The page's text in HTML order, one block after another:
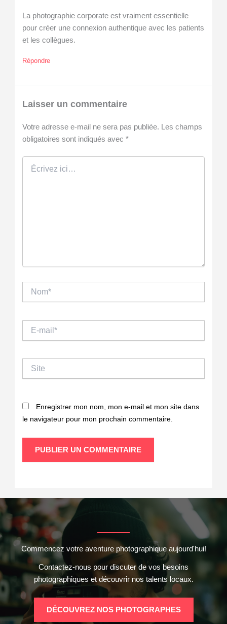
La photographie corporate est vraiment essentielle
pour créer une connexion authentique avec les patients
et les collègues.
Répondre
Laisser un commentaire
Votre adresse e-mail ne sera pas publiée. Les champs
obligatoires sont indiqués avec *
ici…
mail*
Enregistrer mon nom, mon e-mail et mon site dans
le navigateur pour mon prochain commentaire.
Commencez votre aventure photographique aujourd'hui!
Contactez-nous pour discuter de vos besoins
photographiques et découvrir nos talents locaux.
DÉCOUVREZ NOS PHOTOGRAPHES